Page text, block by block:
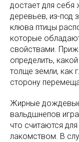
достает для себя
деревьев, из-под
клюва птицы
которые
свойствами.
определить,
толще земли, как
сторону
Жирные дождевые
вальдшнепов
что считаются
лакомством. В